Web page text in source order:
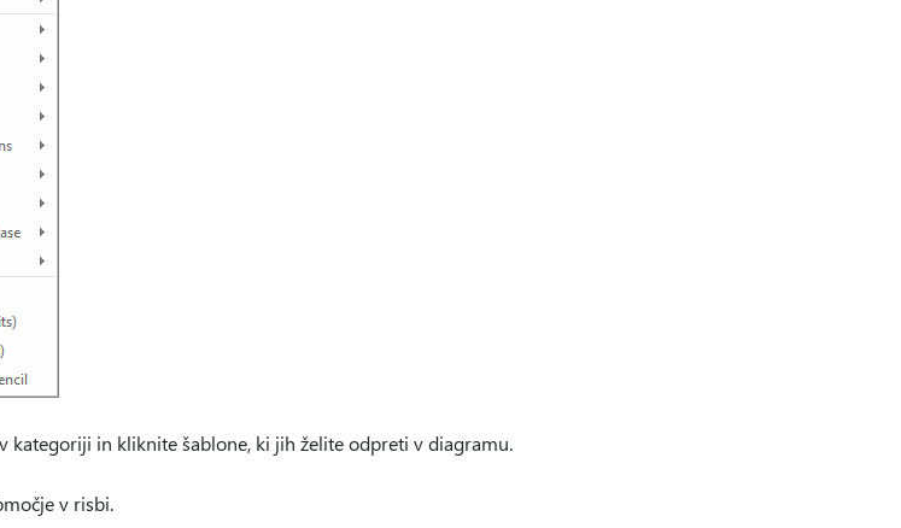
kategoriji in kliknite šablone, ki jih želite odpreti v diagramu.
v risbi.